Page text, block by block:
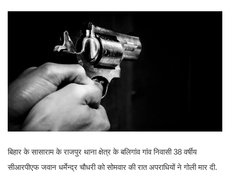
बिहार के सासाराम के राजपुर थाना क्षेत्र के बलिगांव गांव निवासी 38 वर्षीय
सीआरपीएफ जवान धर्मेन्द्र चौधरी को सोमवार की रात अपराधियों ने गोली मार दी.